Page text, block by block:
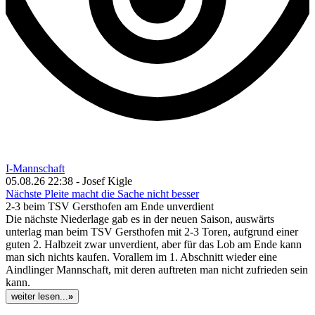
I-Mannschaft
05.08.26 22:38 - Josef Kigle
Nächste Pleite macht die Sache nicht besser
2-3 beim TSV Gersthofen am Ende unverdient
Die nächste Niederlage gab es in der neuen Saison, auswärts
unterlag man beim TSV Gersthofen mit 2-3 Toren, aufgrund einer
guten 2. Halbzeit zwar unverdient, aber für das Lob am Ende kann
man sich nichts kaufen. Vorallem im 1. Abschnitt wieder eine
Aindlinger Mannschaft, mit deren auftreten man nicht zufrieden sein
kann.
weiter lesen...»